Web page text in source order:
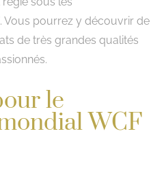
. Vous pourrez y découvrir de
de très grandes qualités
le
WCF